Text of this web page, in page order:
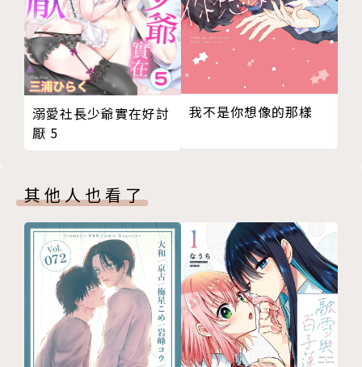
溺愛社長少爺實在好討
厭 5
我不是你想像的那樣
其他人也看了